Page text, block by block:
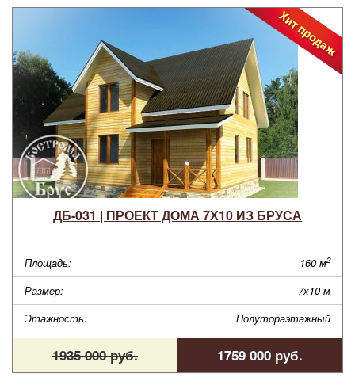
ДБ-031 | ПРОЕКТ ДОМА 7Х10 ИЗ БРУСА
Площадь: 160 м2
Размер:
7х10 м
Этажность:
Полутораэтажный
1935 000 руб. 1759 000 руб.